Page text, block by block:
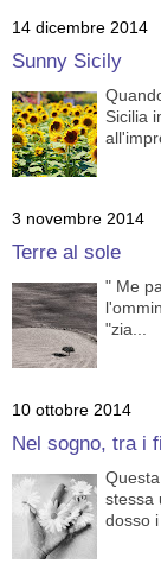
14 dicembre 2014
Sunny Sicily
Sicilia
3 novembre 2014
Terre al sole
" Me
"zia...
10 ottobre 2014
Nel sogno, tra i
stessa
dosso